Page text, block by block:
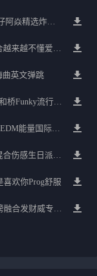
炸场EDM音乐大赛魅音街同步岑溪安仔阿焱精选炸场歌路串烧
全国粤语Club音乐送兄弟实录串烧融合越来越不懂爱的哲学遗憾专辑
曲英文弹跳
东南亚深情国语ProgHouse旋律交织安和桥Funky流行情怀串烧
巴西说唱珍藏旋律联合百大流行S厂牌EDM能量国际电音串烧
全英文Electro经典情怀祝贺新车落地混合伤感生日派对中文Club串烧
欢你Prog舒服
车震串烧糖豆豆我们不一样天使的翅膀融合发财威专属金边太空仓节奏